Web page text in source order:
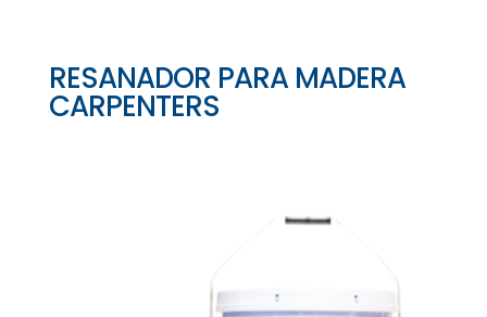
RESANADOR PARA MADERA
CARPENTERS